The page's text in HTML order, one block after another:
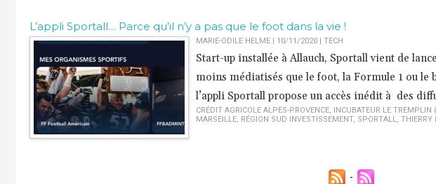
L’appli Sportall… Parce qu’il n’y a pas que le foot dans la vie !
MARIE-ODILE HELME | 10/11/2020| TECH
Start-up installée à Allauch, Sportall vient de
moins médiatisés que le foot, la Formule 1 ou le
l’appli Sportall propose un accès inédit à des
CRÉDIT AGRICOLE ALPES-PROVENCE, INCUBATEUR LE TREMPLIN
MARSEILLE, RÉGION SUD INVESTISSEMENT, SPORTALL, THIERRY